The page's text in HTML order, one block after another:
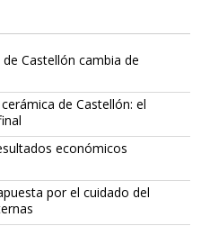
Castellón cambia de
de Castellón: el
económicos
por el cuidado del